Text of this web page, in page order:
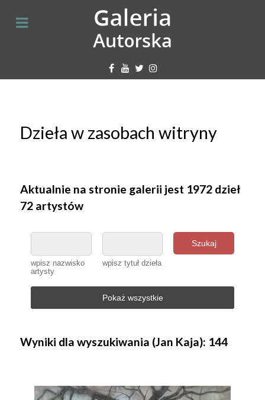
Dzieła w zasobach witryny
Aktualnie na stronie galerii jest 1972 dzieł
72 artystów
wpisz nazwisko
artysty
wpisz tytuł dzieła
Szukaj
Pokaż wszystkie
Wyniki dla wyszukiwania (Jan Kaja): 144